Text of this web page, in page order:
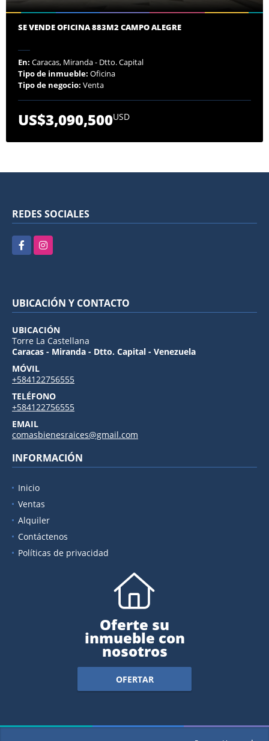
SE VENDE OFICINA 883M2 CAMPO ALEGRE
En: Caracas, Miranda - Dtto. Capital
Tipo de inmueble: Oficina
Tipo de negocio: Venta
US$3,090,500USD
REDES SOCIALES
FacebookInstagram
UBICACIÓN Y CONTACTO
UBICACIÓN
Torre La Castellana
Caracas - Miranda - Dtto. Capital - Venezuela
MÓVIL
+584122756555
TELÉFONO
+584122756555
EMAIL
comasbienesraices@gmail.com
INFORMACIÓN
Inicio
Ventas
Alquiler
Contáctenos
Políticas de privacidad
Oferte su
inmueble con
nosotros
OFERTAR